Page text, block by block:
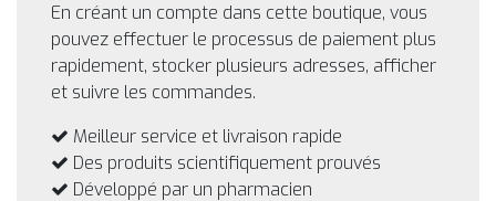
En créant un compte dans cette boutique, vous
pouvez effectuer le processus de paiement plus
rapidement, stocker plusieurs adresses, afficher
et suivre les commandes.
Meilleur service et livraison rapide
Des produits scientifiquement prouvés
Développé par un pharmacien